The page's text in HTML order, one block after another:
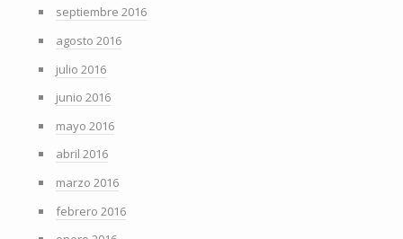
septiembre 2016
agosto 2016
julio 2016
junio 2016
mayo 2016
abril 2016
marzo 2016
febrero 2016